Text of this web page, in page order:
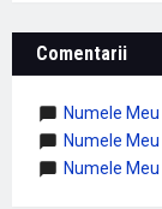
Comentarii
Numele Meu
Numele Meu
Numele Meu